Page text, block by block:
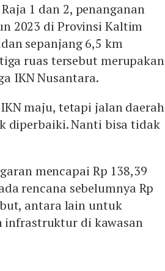
1 dan 2, penanganan
2023 di Provinsi Kaltim
sepanjang 6,5 km
ruas tersebut merupakan
IKN Nusantara.
maju, tetapi jalan daerah
diperbaiki. Nanti bisa tidak
mencapai Rp 138,39
rencana sebelumnya Rp
antara lain untuk
infrastruktur di kawasan